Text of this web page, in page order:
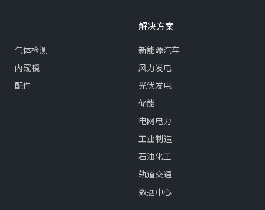
气体检测
内窥镜
配件
解决方案
新能源汽车
风力发电
光伏发电
储能
电网电力
工业制造
石油化工
轨道交通
数据中心